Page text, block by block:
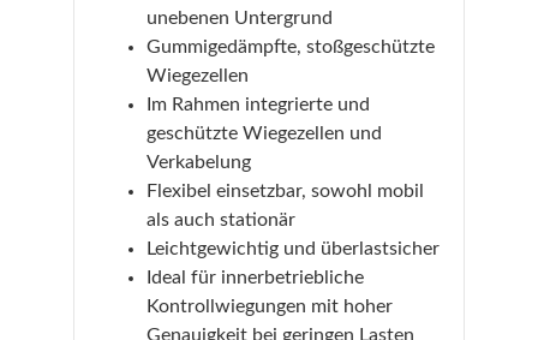
unebenen Untergrund
Gummigedämpfte, stoßgeschützte
Wiegezellen
Im Rahmen integrierte und
geschützte Wiegezellen und
Verkabelung
Flexibel einsetzbar, sowohl mobil
als auch stationär
Leichtgewichtig und überlastsicher
Ideal für innerbetriebliche
Kontrollwiegungen mit hoher
Genauigkeit bei geringen Lasten